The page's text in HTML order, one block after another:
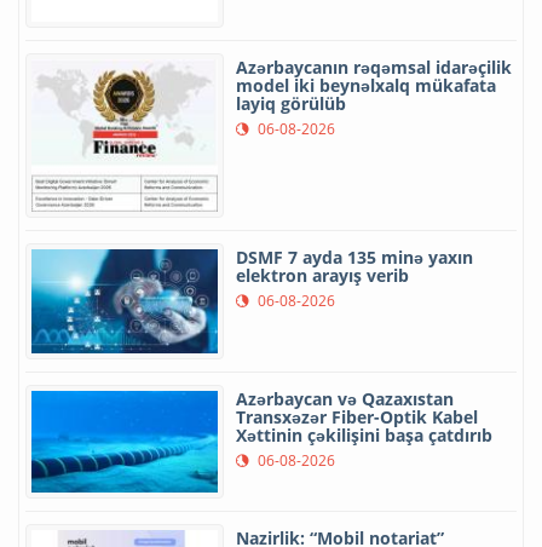
Azərbaycanın rəqəmsal idarəçilik
model iki beynəlxalq mükafata
layiq görülüb
06-08-2026
DSMF 7 ayda 135 minə yaxın
elektron arayış verib
06-08-2026
Azərbaycan və Qazaxıstan
Transxəzər Fiber-Optik Kabel
Xəttinin çəkilişini başa çatdırıb
06-08-2026
Nazirlik: “Mobil notariat”